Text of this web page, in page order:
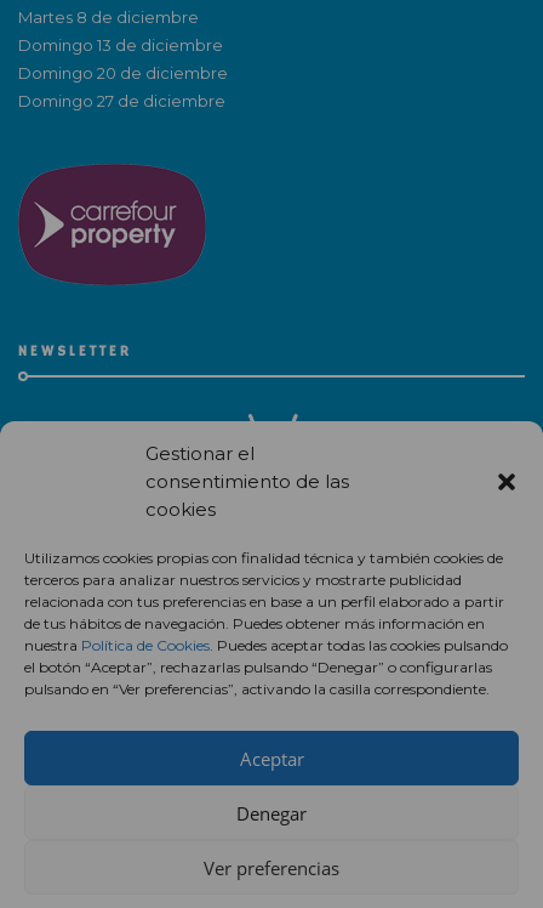
Gestionar el
consentimiento de las
cookies
Utilizamos cookies propias con finalidad técnica y también cookies de
terceros para analizar nuestros servicios y mostrarte publicidad
relacionada con tus preferencias en base a un perfil elaborado a partir
de tus hábitos de navegación. Puedes obtener más información en
nuestra Política de Cookies. Puedes aceptar todas las cookies pulsando
el botón “Aceptar”, rechazarlas pulsando “Denegar” o configurarlas
pulsando en “Ver preferencias”, activando la casilla correspondiente.
Aceptar
Denegar
Ver preferencias
Martes 8 de diciembre
Domingo 13 de diciembre
Domingo 20 de diciembre
Domingo 27 de diciembre
NEWSLETTER
centro comercial.
Suscríbete